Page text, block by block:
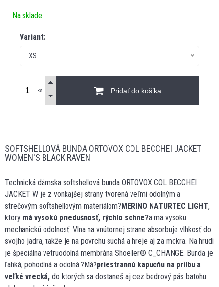
Na sklade
Variant:
XS
ks Pridať do košíka
SOFTSHELLOVÁ BUNDA ORTOVOX COL BECCHEI JACKET
WOMEN'S BLACK RAVEN
Technická dámska softshellová bunda ORTOVOX COL BECCHEI
JACKET W je z vonkajšej strany tvorená veľmi odolným a
strečovým softshellovým materiálom?MERINO NATURTEC LIGHT,
ktorý má vysokú priedušnosť, rýchlo schne?a má vysokú
mechanickú odolnosť. Vlna na vnútornej strane absorbuje vlhkosť do
svojho jadra, takže je na povrchu suchá a hreje aj za mokra. Na hrudi
je špeciálna vetruodolná membrána Shoeller® C_CHANGE. Bunda je
ľahká, pohodlná a odolná.?Má?priestrannú kapucňu na prilbu a
veľké vrecká, do ktorých sa dostaneš aj cez bedrový pás batohu